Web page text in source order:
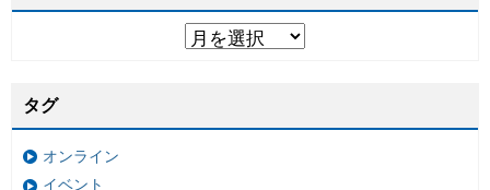
タグ
オンライン
イベント